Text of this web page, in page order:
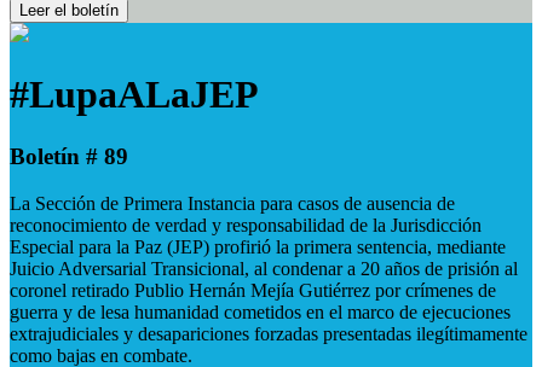
Leer el boletín
#LupaALaJEP
Boletín # 89
La Sección de Primera Instancia para casos de ausencia de
reconocimiento de verdad y responsabilidad de la Jurisdicción
Especial para la Paz (JEP) profirió la primera sentencia, mediante
Juicio Adversarial Transicional, al condenar a 20 años de prisión al
coronel retirado Publio Hernán Mejía Gutiérrez por crímenes de
guerra y de lesa humanidad cometidos en el marco de ejecuciones
extrajudiciales y desapariciones forzadas presentadas ilegítimamente
como bajas en combate.